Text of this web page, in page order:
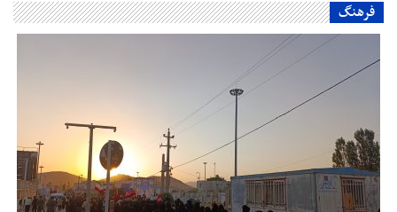
فرهنگ